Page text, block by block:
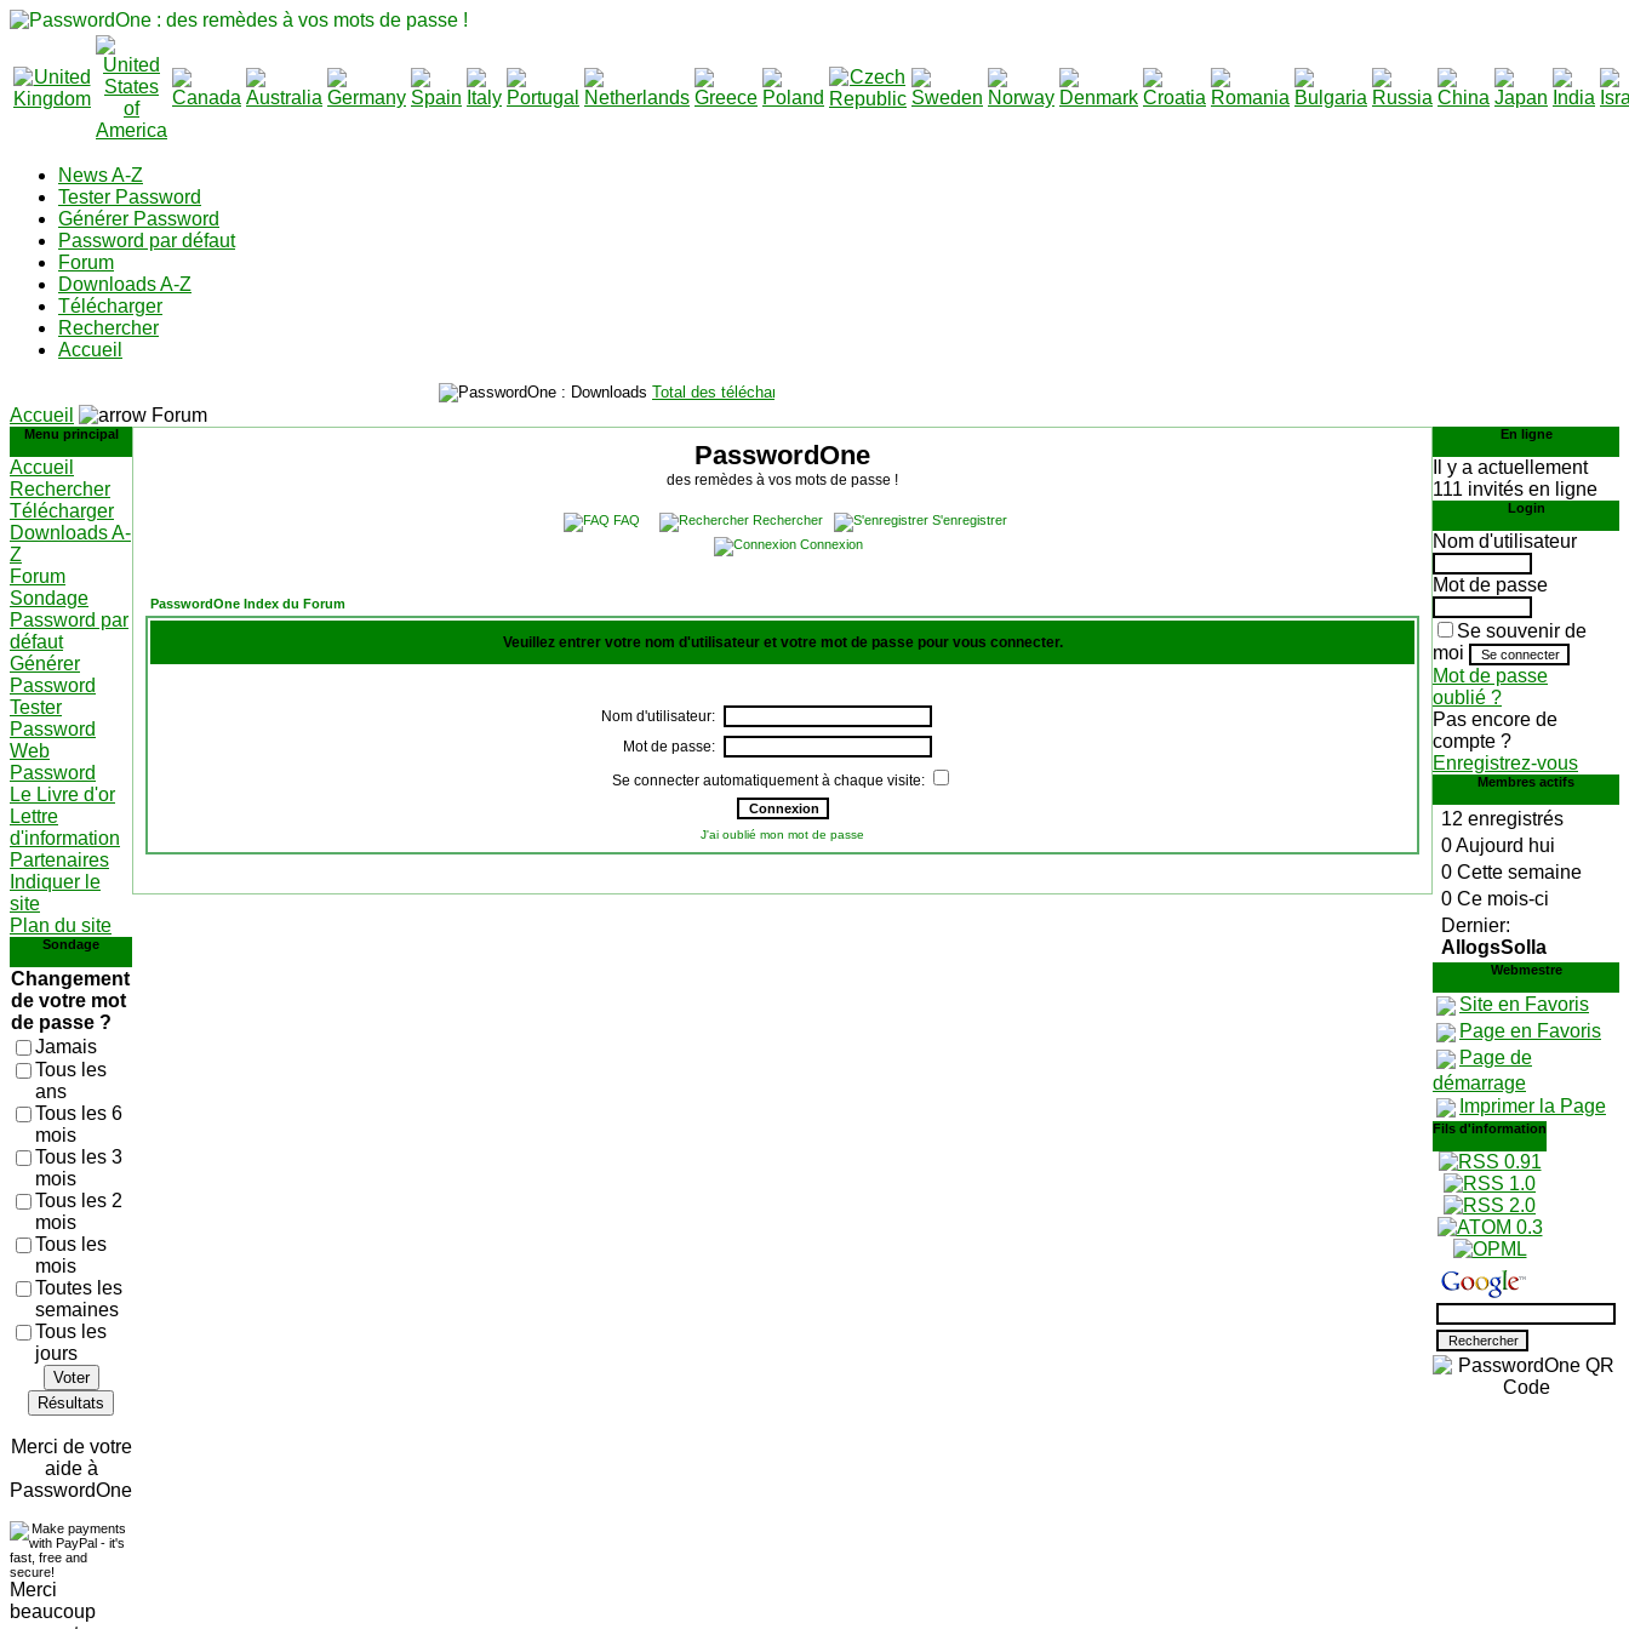
News A-Z
Tester Password
Générer Password
Password par défaut
Forum
Downloads A-Z
Télécharger
Rechercher
Accueil
Total des téléchargements
Accueil
Forum
Menu principal
Accueil
Rechercher
Télécharger
Downloads A-
Z
Forum
Sondage
Password par
défaut
Générer
Password
Tester
Password
Web
Password
Le Livre d'or
Lettre
d'information
Partenaires
Indiquer le
site
Plan du site
Sondage
Changement
de votre mot
de passe ?
Jamais
Tous les
ans
Tous les 6
mois
Tous les 3
mois
Tous les 2
mois
Tous les
mois
Toutes les
semaines
Tous les
jours
Voter
Résultats
Merci de votre
aide à
PasswordOne
Merci
beaucoup
PasswordOne
des remèdes à vos mots de passe !
FAQ Rechercher
S'enregistrer
Connexion
PasswordOne Index du Forum
Veuillez entrer votre nom d'utilisateur et votre mot de passe pour vous connecter.
Nom d'utilisateur:
Mot de passe:
Se connecter automatiquement à chaque visite:
J'ai oublié mon mot de passe
En ligne
Il y a actuellement
111 invités en ligne
Login
Nom d'utilisateur
Mot de passe
Se souvenir de
moi
Mot de passe
oublié ?
Pas encore de
compte ?
Enregistrez-vous
Membres actifs
12 enregistrés
0 Aujourd hui
0 Cette semaine
0 Ce mois-ci
Dernier:
AllogsSolla
Webmestre
Site en Favoris
Page en Favoris
Page de
démarrage
Imprimer la Page
Fils d'information